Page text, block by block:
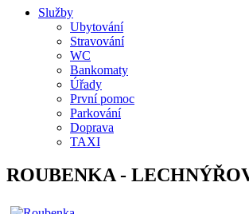
Služby
Ubytování
Stravování
WC
Bankomaty
Úřady
První pomoc
Parkování
Doprava
TAXI
ROUBENKA -